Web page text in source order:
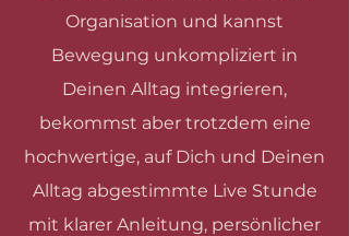
Organisation und kannst
Bewegung unkompliziert in
Deinen Alltag integrieren,
bekommst aber trotzdem eine
hochwertige, auf Dich und Deinen
Alltag abgestimmte Live Stunde
mit klarer Anleitung, persönlicher